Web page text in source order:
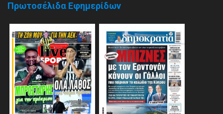
Πρωτοσέλιδα Εφημερίδων